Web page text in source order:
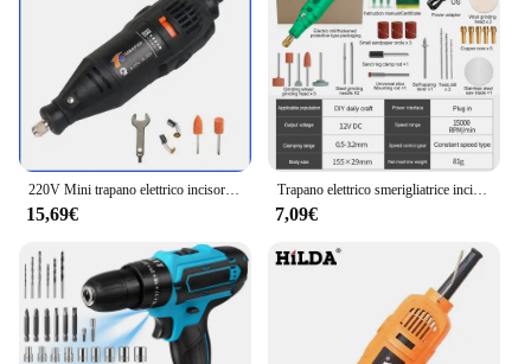
15,69€
Trapano elettrico smerigliatrice incisore penna smerigliatrice Mini trapano lucidatura utensile rotante elettrico rettificatrice strumento domestico in miniatura
7,09€